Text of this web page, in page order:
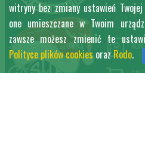
STRONA GŁÓWNA
O NAS
witryny bez zmiany ustawień
one umieszczane w Twoim
zawsze możesz zmienić te
Polityce plików cookies orazRodo.